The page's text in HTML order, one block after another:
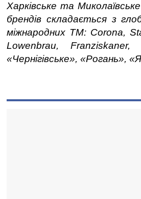
Харківське та
брендів складається з
міжнародних ТМ: Corona,
Lowenbrau,
«Чернігівське», «Рогань»,